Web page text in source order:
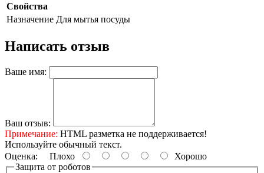
Свойства
Назначение Для мытья посуды
Написать отзыв
Ваше имя:
Ваш отзыв:
Примечание: HTML разметка не поддерживается!
Используйте обычный текст.
Оценка: Плохо
Хорошо
Защита от роботов